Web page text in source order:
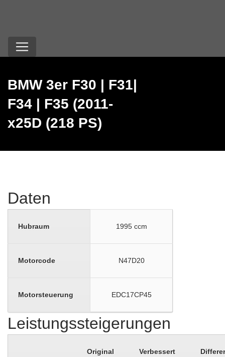
BMW 3er F30 | F31|
F34 | F35 (2011-
x25D (218 PS)
Daten
Hubraum 1995 ccm
Motorcode N47D20
Motorsteuerung EDC17CP45
Leistungssteigerungen
Original Verbessert